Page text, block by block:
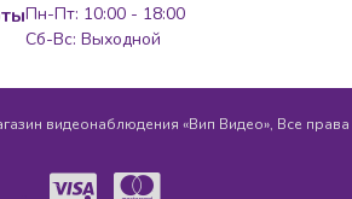
Пн-Пт: 10:00 - 18:00
Сб-Вс: Выходной
видеонаблюдения «Вип Видео», Все